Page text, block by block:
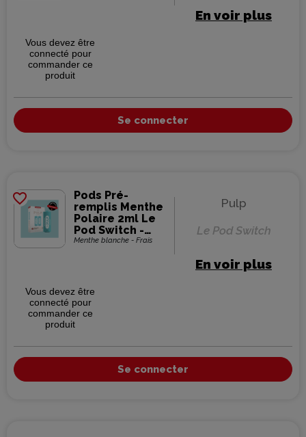
En voir plus
Vous devez être
connecté pour
commander ce
produit
Se connecter
favorite_border
Pods Pré-
remplis Menthe
Polaire 2ml Le
Pod Switch -
Pulp (pack de 2)
Menthe blanche - Frais
Pulp
Le Pod Switch
En voir plus
Vous devez être
connecté pour
commander ce
produit
Se connecter